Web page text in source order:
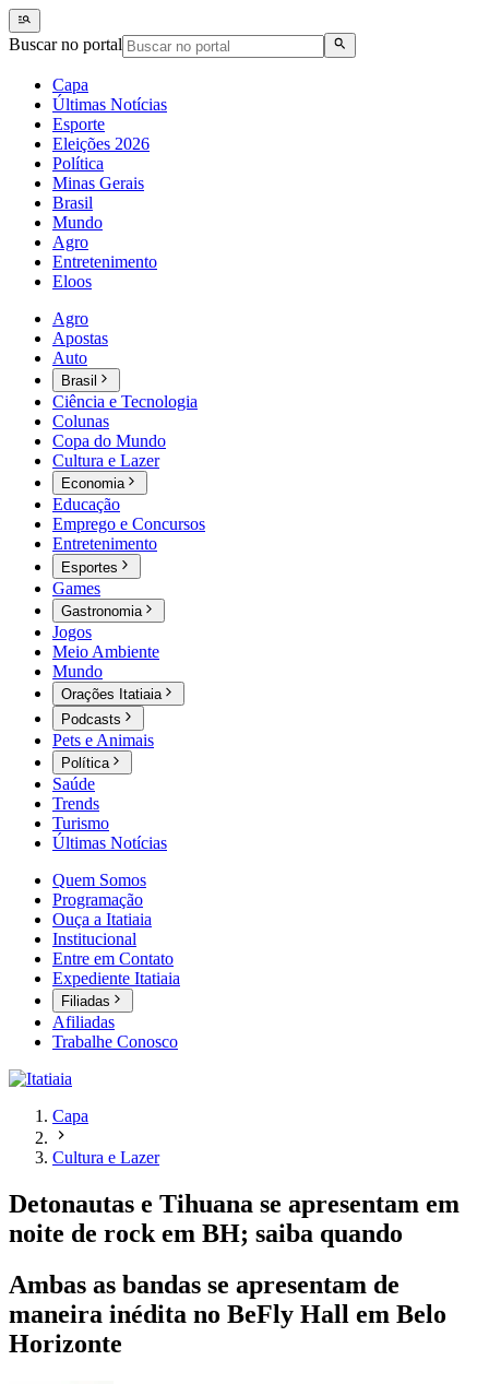
Buscar no portal
Capa
Últimas Notícias
Esporte
Eleições 2026
Política
Minas Gerais
Brasil
Mundo
Agro
Entretenimento
Eloos
Agro
Apostas
Auto
Brasil
Ciência e Tecnologia
Colunas
Copa do Mundo
Cultura e Lazer
Economia
Educação
Emprego e Concursos
Entretenimento
Esportes
Games
Gastronomia
Jogos
Meio Ambiente
Mundo
Orações Itatiaia
Podcasts
Pets e Animais
Política
Saúde
Trends
Turismo
Últimas Notícias
Quem Somos
Programação
Ouça a Itatiaia
Institucional
Entre em Contato
Expediente Itatiaia
Filiadas
Afiliadas
Trabalhe Conosco
Capa
Cultura e Lazer
Detonautas e Tihuana se apresentam em
noite de rock em BH; saiba quando
Ambas as bandas se apresentam de
maneira inédita no BeFly Hall em Belo
Horizonte